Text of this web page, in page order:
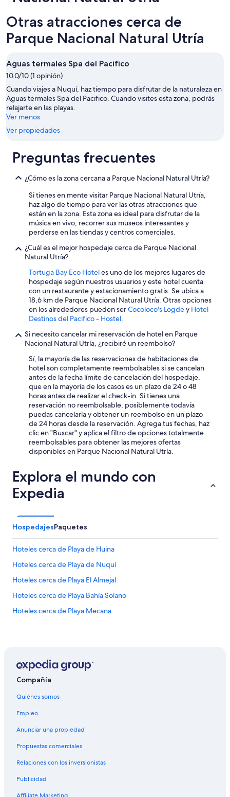
Otras atracciones cerca de
Parque Nacional Natural Utría
Aguas termales Spa del Pacifico
10.0/10 (1 opinión)
Cuando viajes a Nuquí, haz tiempo para disfrutar de la naturaleza en
Aguas termales Spa del Pacifico. Cuando visites esta zona, podrás
relajarte en las playas.
Ver menos
Ver propiedades
Preguntas frecuentes
¿Cómo es la zona cercana a Parque Nacional Natural Utría?
Si tienes en mente visitar Parque Nacional Natural Utría,
haz algo de tiempo para ver las otras atracciones que
están en la zona. Esta zona es ideal para disfrutar de la
música en vivo, recorrer sus museos interesantes y
perderse en las tiendas y centros comerciales.
¿Cuál es el mejor hospedaje cerca de Parque Nacional
Natural Utría?
Tortuga Bay Eco Hoteles uno de los mejores lugares de
hospedaje según nuestros usuarios y este hotel cuenta
con un restaurante y estacionamiento gratis. Se ubica a
18,6 km de Parque Nacional Natural Utría. Otras opciones
en los alrededores pueden serCocoloco's Logdey Hotel
Destinos del Pacifico - Hostel.
Si necesito cancelar mi reservación de hotel en Parque
Nacional Natural Utría, ¿recibiré un reembolso?
Sí, la mayoría de las reservaciones de habitaciones de
hotel son completamente reembolsables si se cancelan
antes de la fecha límite de cancelación del hospedaje,
que en la mayoría de los casos es un plazo de 24 o 48
horas antes de realizar el check-in. Si tienes una
reservación no reembolsable, posiblemente todavía
puedas cancelarla y obtener un reembolso en un plazo
de 24 horas desde la reservación. Agrega tus fechas, haz
clic en "Buscar" y aplica el filtro de opciones totalmente
reembolsables para obtener las mejores ofertas
disponibles en Parque Nacional Natural Utría.
Explora el mundo con
Expedia
HospedajesPaquetes
Hoteles cerca de Playa de Huina
Hoteles cerca de Playa de Nuquí
Hoteles cerca de Playa El Almejal
Hoteles cerca de Playa Bahía Solano
Hoteles cerca de Playa Mecana
Compañía
Quiénes somos
Empleo
Anunciar una propiedad
Propuestas comerciales
Relaciones con los inversionistas
Publicidad